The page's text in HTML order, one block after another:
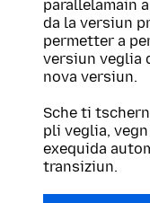
parallelamain
da la versiun
permetter a
versiun veglia
nova versiun.
Sche ti
pli veglia,
exequida
transiziun.